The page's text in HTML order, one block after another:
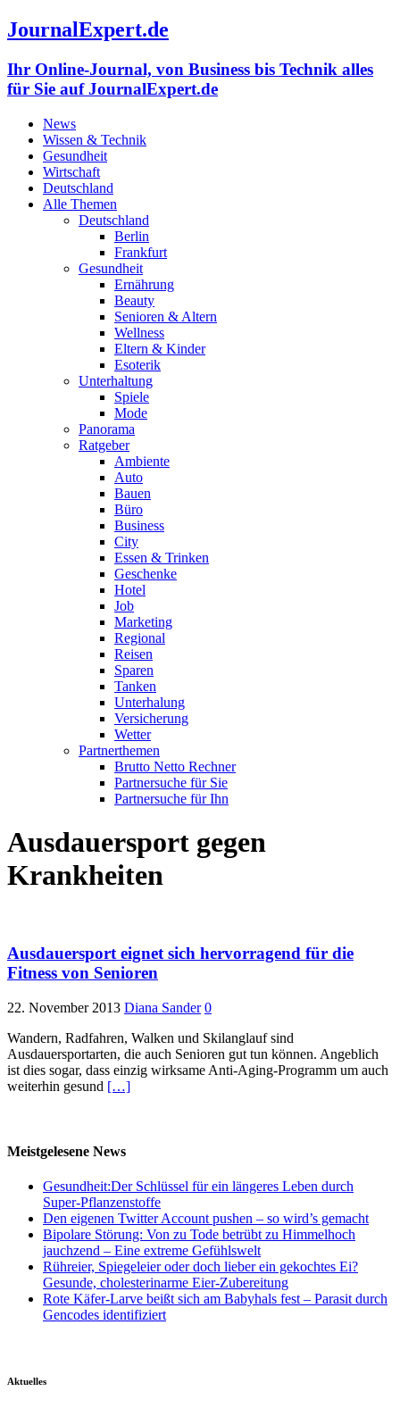
JournalExpert.de
Ihr Online-Journal, von Business bis Technik alles
für Sie auf JournalExpert.de
News
Wissen & Technik
Gesundheit
Wirtschaft
Deutschland
Alle Themen
Deutschland
Berlin
Frankfurt
Gesundheit
Ernährung
Beauty
Senioren & Altern
Wellness
Eltern & Kinder
Esoterik
Unterhaltung
Spiele
Mode
Panorama
Ratgeber
Ambiente
Auto
Bauen
Büro
Business
City
Essen & Trinken
Geschenke
Hotel
Job
Marketing
Regional
Reisen
Sparen
Tanken
Unterhalung
Versicherung
Wetter
Partnerthemen
Brutto Netto Rechner
Partnersuche für Sie
Partnersuche für Ihn
Ausdauersport gegen
Krankheiten
Ausdauersport eignet sich hervorragend für die
Fitness von Senioren
22. November 2013 Diana Sander 0
Wandern, Radfahren, Walken und Skilanglauf sind
Ausdauersportarten, die auch Senioren gut tun können. Angeblich
ist dies sogar, dass einzig wirksame Anti-Aging-Programm um auch
weiterhin gesund […]
Meistgelesene News
Gesundheit:Der Schlüssel für ein längeres Leben durch
Super-Pflanzenstoffe
Den eigenen Twitter Account pushen – so wird’s gemacht
Bipolare Störung: Von zu Tode betrübt zu Himmelhoch
jauchzend – Eine extreme Gefühlswelt
Rühreier, Spiegeleier oder doch lieber ein gekochtes Ei?
Gesunde, cholesterinarme Eier-Zubereitung
Rote Käfer-Larve beißt sich am Babyhals fest – Parasit durch
Gencodes identifiziert
Aktuelles